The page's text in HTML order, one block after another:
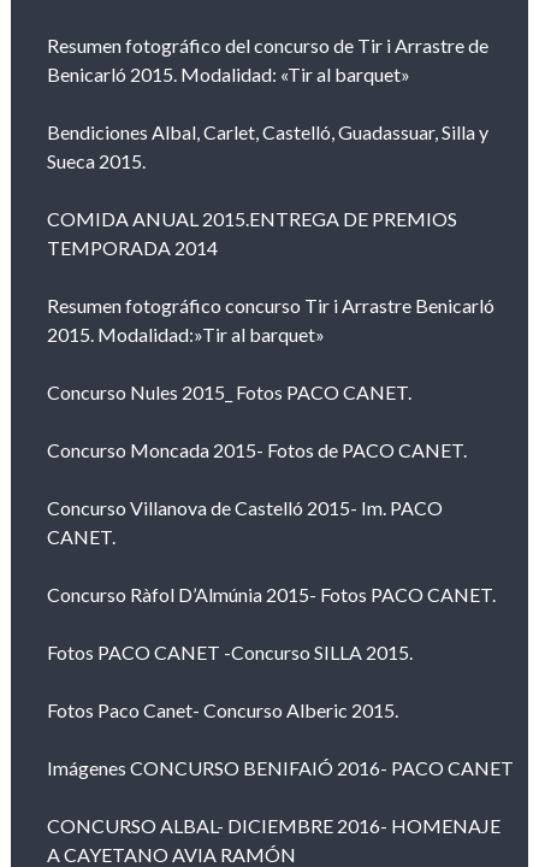
Resumen fotográfico del concurso de Tir i Arrastre de
Benicarló 2015. Modalidad: «Tir al barquet»
Bendiciones Albal, Carlet, Castelló, Guadassuar, Silla y
Sueca 2015.
COMIDA ANUAL 2015.ENTREGA DE PREMIOS
TEMPORADA 2014
Resumen fotográfico concurso Tir i Arrastre Benicarló
2015. Modalidad:»Tir al barquet»
Concurso Nules 2015_ Fotos PACO CANET.
Concurso Moncada 2015- Fotos de PACO CANET.
Concurso Villanova de Castelló 2015- Im. PACO
CANET.
Concurso Ràfol D’Almúnia 2015- Fotos PACO CANET.
Fotos PACO CANET -Concurso SILLA 2015.
Fotos Paco Canet- Concurso Alberic 2015.
Imágenes CONCURSO BENIFAIÓ 2016- PACO CANET
CONCURSO ALBAL- DICIEMBRE 2016- HOMENAJE
A CAYETANO AVIA RAMÓN